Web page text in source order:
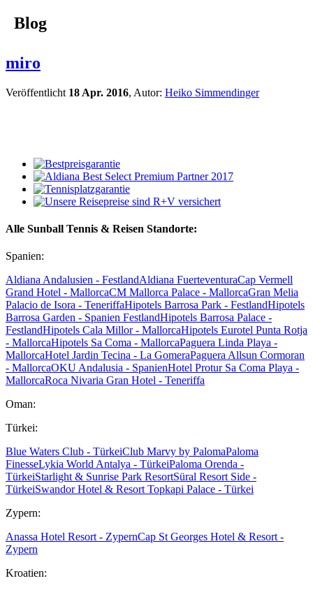
Blog
miro
Veröffentlicht 18 Apr. 2016, Autor: Heiko Simmendinger
Alle Sunball Tennis & Reisen Standorte:
Spanien:
Aldiana Andalusien - FestlandAldiana FuerteventuraCap Vermell
Grand Hotel - MallorcaCM Mallorca Palace - MallorcaGran Melia
Palacio de Isora - TeneriffaHipotels Barrosa Park - FestlandHipotels
Barrosa Garden - Spanien FestlandHipotels Barrosa Palace -
FestlandHipotels Cala Millor - MallorcaHipotels Eurotel Punta Rotja
- MallorcaHipotels Sa Coma - MallorcaPaguera Linda Playa -
MallorcaHotel Jardin Tecina - La GomeraPaguera Allsun Cormoran
- MallorcaOKU Andalusia - SpanienHotel Protur Sa Coma Playa -
MallorcaRoca Nivaria Gran Hotel - Teneriffa
Oman:
Türkei:
Blue Waters Club - TürkeiClub Marvy by PalomaPaloma
FinesseLykia World Antalya - TürkeiPaloma Orenda -
TürkeiStarlight & Sunrise Park ResortSüral Resort Side -
TürkeiSwandor Hotel & Resort Topkapi Palace - Türkei
Zypern:
Anassa Hotel Resort - ZypernCap St Georges Hotel & Resort -
Zypern
Kroatien: